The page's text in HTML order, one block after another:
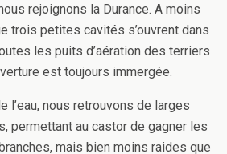
rejoignons la Durance. A moins
trois petites cavités s’ouvrent dans
les puits d’aération des terriers
est toujours immergée.
l’eau, nous retrouvons de larges
permettant au castor de gagner les
mais bien moins raides que